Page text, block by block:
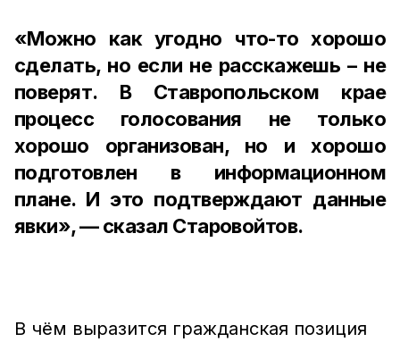
«Можно как угодно что-то хорошо
сделать, но если не расскажешь – не
поверят. В Ставропольском крае
процесс голосования не только
хорошо организован, но и хорошо
подготовлен в информационном
плане. И это подтверждают данные
явки», — сказал Старовойтов.
В чём выразится гражданская позиция